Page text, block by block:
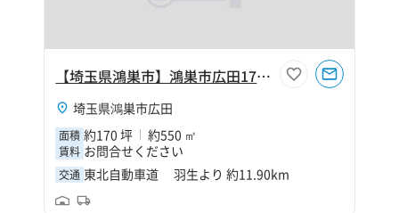
【埼玉県鴻巣市】鴻巣市広田170坪工場
埼玉県鴻巣市広田
面積 約170 坪 約550 ㎡
賃料 お問合せください
交通 東北自動車道 羽生より 約11.90km